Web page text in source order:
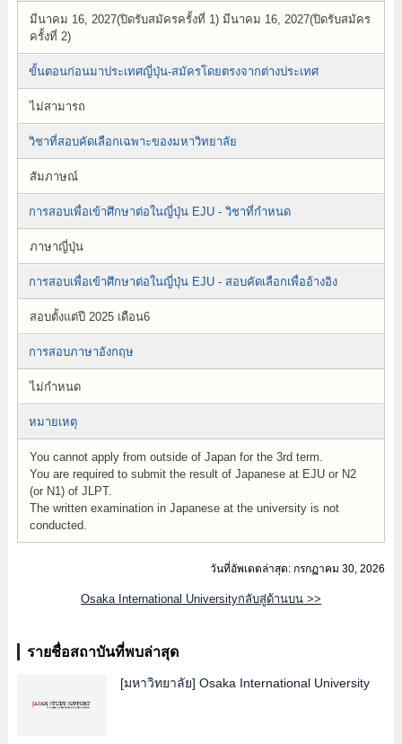
มีนาคม 16, 2027(ปิดรับสมัครครั้งที่ 1) มีนาคม 16, 2027(ปิดรับสมัคร
ครั้งที่ 2)
ขั้นตอนก่อนมาประเทศญี่ปุ่น-สมัครโดยตรงจากต่างประเทศ
ไม่สามารถ
วิชาที่สอบคัดเลือกเฉพาะของมหาวิทยาลัย
สัมภาษณ์
การสอบเพื่อเข้าศึกษาต่อในญี่ปุ่น EJU - วิชาที่กำหนด
ภาษาญี่ปุ่น
การสอบเพื่อเข้าศึกษาต่อในญี่ปุ่น EJU - สอบคัดเลือกเพื่ออ้างอิง
สอบตั้งแต่ปี 2025 เดือน6
การสอบภาษาอังกฤษ
ไม่กำหนด
หมายเหตุ
You cannot apply from outside of Japan for the 3rd term.
You are required to submit the result of Japanese at EJU or N2
(or N1) of JLPT.
The written examination in Japanese at the university is not
conducted.
วันที่อัพเดตล่าสุด: กรกฏาคม 30, 2026
Osaka International Universityกลับสู่ด้านบน >>
รายชื่อสถาบันที่พบล่าสุด
[มหาวิทยาลัย] Osaka International University